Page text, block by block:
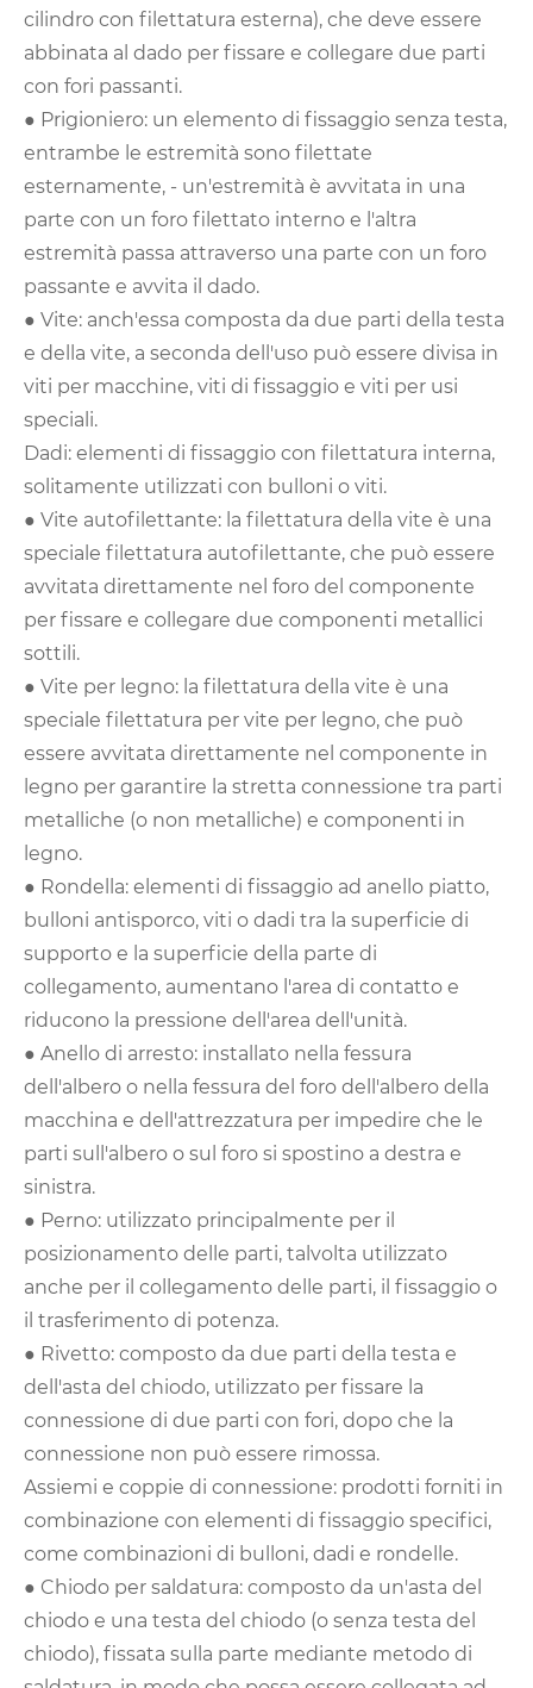
cilindro con filettatura esterna), che deve essere
abbinata al dado per fissare e collegare due parti
con fori passanti.
● Prigioniero: un elemento di fissaggio senza testa,
entrambe le estremità sono filettate
esternamente, - un'estremità è avvitata in una
parte con un foro filettato interno e l'altra
estremità passa attraverso una parte con un foro
passante e avvita il dado.
● Vite: anch'essa composta da due parti della testa
e della vite, a seconda dell'uso può essere divisa in
viti per macchine, viti di fissaggio e viti per usi
speciali.
Dadi: elementi di fissaggio con filettatura interna,
solitamente utilizzati con bulloni o viti.
● Vite autofilettante: la filettatura della vite è una
speciale filettatura autofilettante, che può essere
avvitata direttamente nel foro del componente
per fissare e collegare due componenti metallici
sottili.
● Vite per legno: la filettatura della vite è una
speciale filettatura per vite per legno, che può
essere avvitata direttamente nel componente in
legno per garantire la stretta connessione tra parti
metalliche (o non metalliche) e componenti in
legno.
● Rondella: elementi di fissaggio ad anello piatto,
bulloni antisporco, viti o dadi tra la superficie di
supporto e la superficie della parte di
collegamento, aumentano l'area di contatto e
riducono la pressione dell'area dell'unità.
● Anello di arresto: installato nella fessura
dell'albero o nella fessura del foro dell'albero della
macchina e dell'attrezzatura per impedire che le
parti sull'albero o sul foro si spostino a destra e
sinistra.
● Perno: utilizzato principalmente per il
posizionamento delle parti, talvolta utilizzato
anche per il collegamento delle parti, il fissaggio o
il trasferimento di potenza.
● Rivetto: composto da due parti della testa e
dell'asta del chiodo, utilizzato per fissare la
connessione di due parti con fori, dopo che la
connessione non può essere rimossa.
Assiemi e coppie di connessione: prodotti forniti in
combinazione con elementi di fissaggio specifici,
come combinazioni di bulloni, dadi e rondelle.
● Chiodo per saldatura: composto da un'asta del
chiodo e una testa del chiodo (o senza testa del
chiodo), fissata sulla parte mediante metodo di